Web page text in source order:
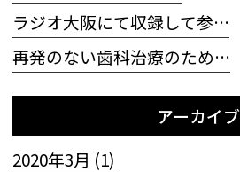
ラジオ大阪にて収録して参…
再発のない歯科治療のため…
アーカイブ
2020年3月 (1)